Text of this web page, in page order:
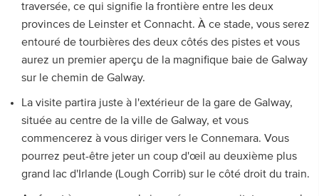
traversée, ce qui signifie la frontière entre les deux
provinces de Leinster et Connacht. À ce stade, vous serez
entouré de tourbières des deux côtés des pistes et vous
aurez un premier aperçu de la magnifique baie de Galway
sur le chemin de Galway.
La visite partira juste à l'extérieur de la gare de Galway,
située au centre de la ville de Galway, et vous
commencerez à vous diriger vers le Connemara. Vous
pourrez peut-être jeter un coup d'œil au deuxième plus
grand lac d'Irlande (Lough Corrib) sur le côté droit du train.